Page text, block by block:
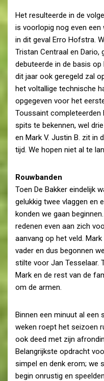
Het resulteerde in de
is voorlopig nog even een
in dit geval Erro Hofstra.
Tristan Centraal en Dario,
debuteerde in de basis op
dit jaar ook geregeld zal
het voltallige technische
opgegeven voor het
Toussaint completeerden
spits te bekennen, wel
en Mark V. Justin B. zit in
tijd. We hopen niet al te
Rouwbanden
Toen De Bakker eindelijk
gelukkig twee vlaggen en
konden we gaan
redenen even aan zich
aanvang op het veld.
vader en dus begonnen
stilte voor Jan Tesselaar.
Mark en de rest van de
om de armen.
Binnen een minuut al een
weken roept het seizoen
ook deed met zijn
Belangrijkste opdracht
simpel en denk erom; we
begin onrustig en